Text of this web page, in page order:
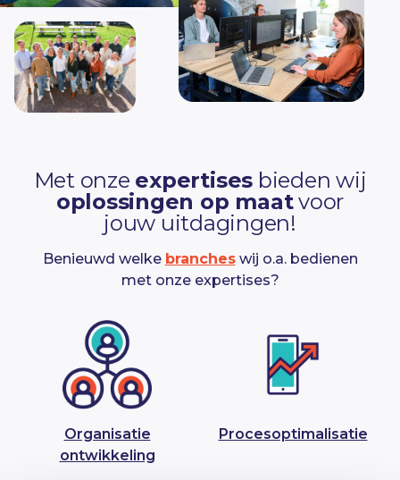
Met onze expertises bieden wij
oplossingen op maatvoor
jouw uitdagingen!
Benieuwd welke brancheswij o.a. bedienen
met onze expertises?
Organisatie
ontwikkeling
Procesoptimalisatie